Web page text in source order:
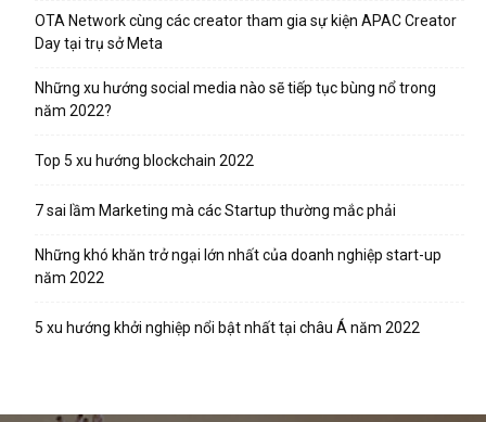
OTA Network cùng các creator tham gia sự kiện APAC Creator
Day tại trụ sở Meta
Những xu hướng social media nào sẽ tiếp tục bùng nổ trong
năm 2022?
Top 5 xu hướng blockchain 2022
7 sai lầm Marketing mà các Startup thường mắc phải
Những khó khăn trở ngại lớn nhất của doanh nghiệp start-up
năm 2022
5 xu hướng khởi nghiệp nổi bật nhất tại châu Á năm 2022